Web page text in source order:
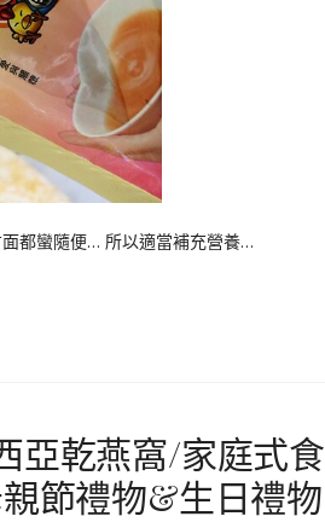
都蠻隨便… 所以適當補充營養…
亞乾燕窩/家庭式食
節禮物&生日禮物